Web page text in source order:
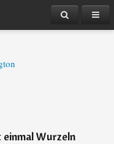
Wurzeln